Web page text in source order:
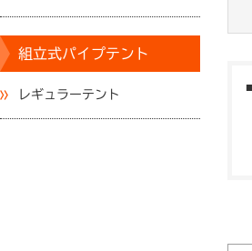
組立式パイプテント
レギュラーテント